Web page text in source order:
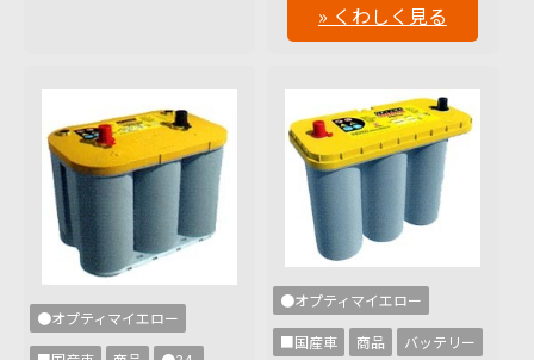
» くわしく見る
●オプティマイエロー
●オプティマイエロー
■国産車 商品 バッテリー